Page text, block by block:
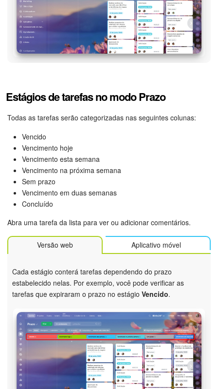
Marketing
Bitrix24.Sites
Empresa
Assinatura eletrônica para RH
Assinatura eletrônica
Base de conhecimento
Videoconferências em HD
Assinatura
Widget de colaborador
Bitrix24 Messenger
Bitrix24 On-premise
Estágios de tarefas no modo Prazo
Todas as tarefas serão categorizadas nas seguintes colunas:
Vencido
Vencimento hoje
Vencimento esta semana
Vencimento na próxima semana
Sem prazo
Vencimento em duas semanas
Concluído
Abra uma tarefa da lista para ver ou adicionar comentários.
Versão web Aplicativo móvel
Cada estágio conterá tarefas dependendo do prazo
estabelecido nelas. Por exemplo, você pode verificar as
tarefas que expiraram o prazo no estágio Vencido.